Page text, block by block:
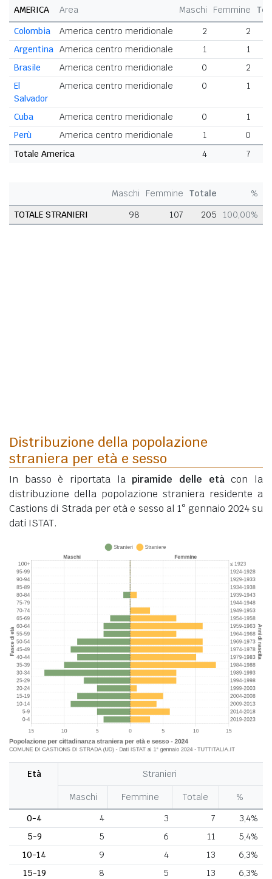
AMERICA Area Maschi Femmine
Colombia
America centro meridionale 2
2
Argentina America centro meridionale 1
1
Brasile
America centro meridionale 0
2
El
Salvador
America centro meridionale 0 1
Cuba America centro meridionale 0
1
Perù
America centro meridionale 1
0
Totale America
4 7
Maschi Femmine Totale
%
TOTALE STRANIERI
98 107 205 100,00%
Distribuzione della popolazione
straniera per età e sesso
In basso è riportata lapiramide delle etàcon la
distribuzione della popolazione straniera residente a
Castions di Strada per età e sesso al 1° gennaio 2024 su
dati ISTAT.
Età Stranieri
Maschi Femmine Totale
%
0-4
4 3 7
3,4%
5-9
5 6 11
5,4%
10-14
9 4 13
6,3%
15-19
8 5 13
6,3%